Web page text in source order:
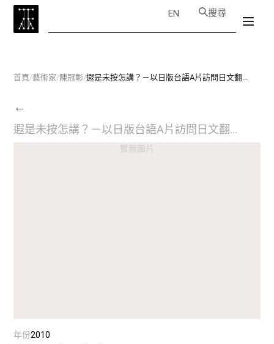
EN 搜尋
首頁/藝術家/陳冠彰/遐是未按怎講？－以日版台語A片訪問日文翻...
←
遐是未按怎講？－以日版台語A片訪問日文翻...
暫無圖片
年份2010